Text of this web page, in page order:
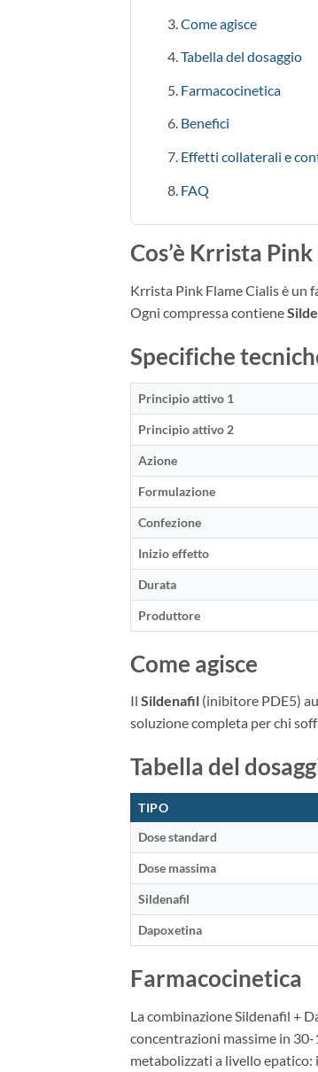
Come agisce
Tabella del dosaggio
Farmacocinetica
Benefici
Effetti collaterali e
FAQ
Cos’è Krrista
Krrista Pink Flame Cialis è un
Ogni compressa contiene
Specifiche
Principio attivo 1
Principio attivo 2
Azione
Formulazione
Confezione
Inizio effetto
Durata
Produttore
Come agisce
Il Sildenafil (inibitore PDE5)
soluzione completa per chi
Tabella del
TIPO
Dose standard
Dose massima
Sildenafil
Dapoxetina
Farmacocinetica
La combinazione Sildenafil +
concentrazioni massime in
metabolizzati a livello epatico: